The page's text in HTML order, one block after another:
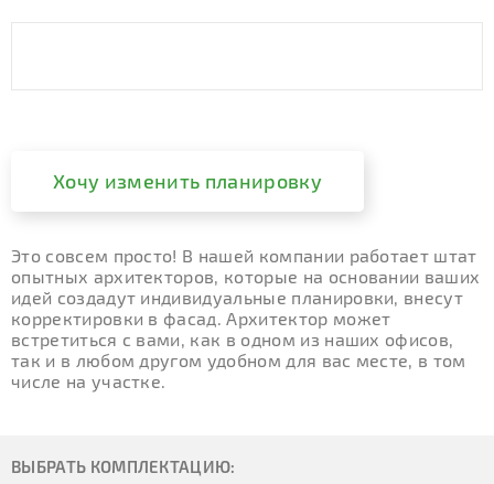
Хочу изменить планировку
Это совсем просто! В нашей компании работает штат
опытных архитекторов, которые на основании ваших
идей создадут индивидуальные планировки, внесут
корректировки в фасад. Архитектор может
встретиться с вами, как в одном из наших офисов,
так и в любом другом удобном для вас месте, в том
числе на участке.
ВЫБРАТЬ КОМПЛЕКТАЦИЮ: